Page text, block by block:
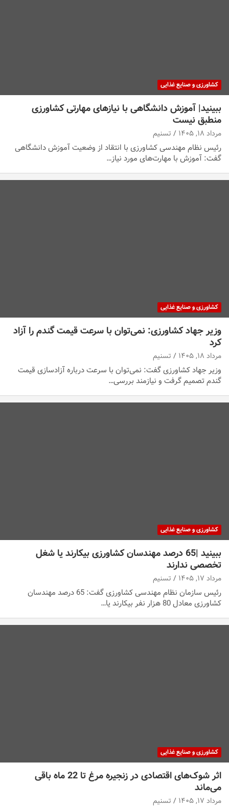
کشاورزی و صنایع غذایی
ببینید| آموزش دانشگاهی با نیازهای مهارتی کشاورزی
منطبق نیست
مرداد ۱۸, ۱۴۰۵ تسنیم
رئیس نظام مهندسی کشاورزی با انتقاد از وضعیت آموزش دانشگاهی
گفت: آموزش‌ با مهارت‌های مورد نیاز…
کشاورزی و صنایع غذایی
وزیر جهاد کشاورزی: نمی‌توان با سرعت قیمت گندم را آزاد
کرد
مرداد ۱۸, ۱۴۰۵ تسنیم
وزیر جهاد کشاورزی گفت: نمی‌توان با سرعت درباره آزادسازی قیمت
گندم تصمیم گرفت و نیازمند بررسی…
کشاورزی و صنایع غذایی
ببینید |65 درصد مهندسان کشاورزی بیکارند یا شغل
تخصصی ندارند
مرداد ۱۷, ۱۴۰۵ تسنیم
رئیس سازمان نظام مهندسی کشاورزی گفت: 65 درصد مهندسان
کشاورزی معادل 80 هزار نفر بیکارند یا…
کشاورزی و صنایع غذایی
اثر شوک‌های اقتصادی در زنجیره مرغ تا 22 ماه باقی
می‌ماند
مرداد ۱۷, ۱۴۰۵ تسنیم